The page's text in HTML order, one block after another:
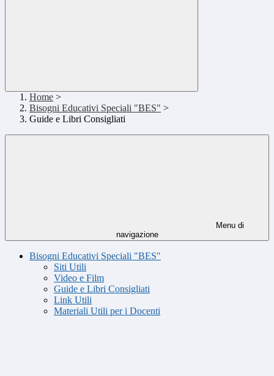
Home >
Bisogni Educativi Speciali "BES" >
Guide e Libri Consigliati
Menu di
navigazione
Bisogni Educativi Speciali "BES"
Siti Utili
Video e Film
Guide e Libri Consigliati
Link Utili
Materiali Utili per i Docenti